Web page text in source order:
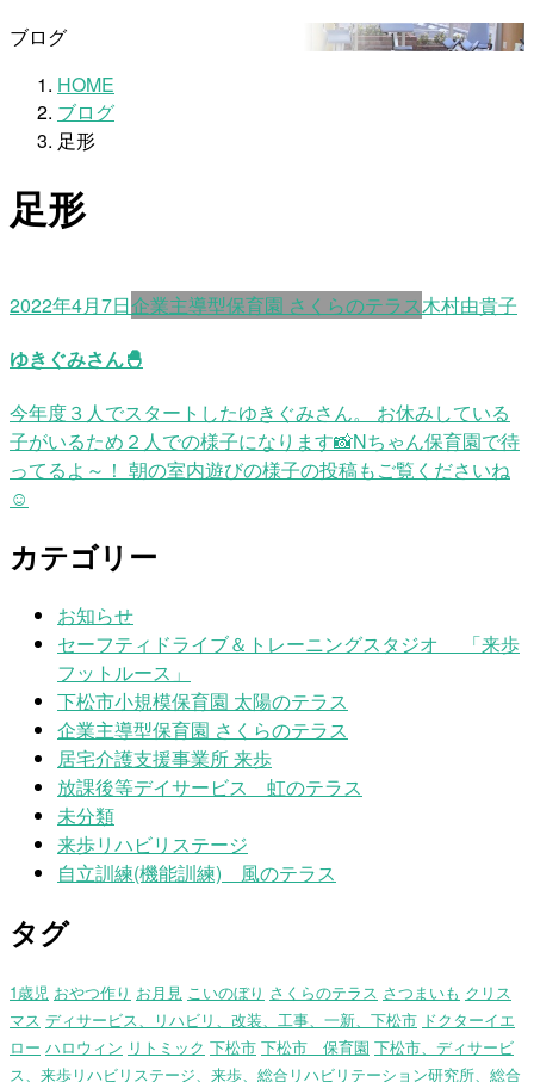
ブログ
HOME
ブログ
足形
足形
2022年4月7日企業主導型保育園 さくらのテラス木村由貴子
ゆきぐみさん🐣
今年度３人でスタートしたゆきぐみさん。 お休みしている
子がいるため２人での様子になります📸Nちゃん保育園で待
ってるよ～！ 朝の室内遊びの様子の投稿もご覧くださいね
☺
カテゴリー
お知らせ
セーフティドライブ＆トレーニングスタジオ 「来歩
フットルース」
下松市小規模保育園 太陽のテラス
企業主導型保育園 さくらのテラス
居宅介護支援事業所 来歩
放課後等デイサービス 虹のテラス
未分類
来歩リハビリステージ
自立訓練(機能訓練) 風のテラス
タグ
1歳児 おやつ作り お月見 こいのぼり さくらのテラス さつまいも クリス
マス ディサービス、リハビリ、改装、工事、一新、下松市 ドクターイエ
ロー ハロウィン リトミック 下松市 下松市 保育園 下松市、ディサービ
ス、来歩リハビリステージ、来歩、総合リハビリテーション研究所、総合